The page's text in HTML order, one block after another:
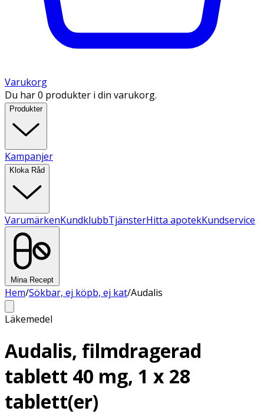
Varukorg
Du har 0 produkter i din varukorg.
Produkter
Kampanjer
Kloka Råd
VarumärkenKundklubbTjänsterHitta apotekKundservice
Mina Recept
Hem/Sökbar, ej köpb, ej kat/Audalis
Läkemedel
Audalis, filmdragerad
tablett 40 mg, 1 x 28
tablett(er)